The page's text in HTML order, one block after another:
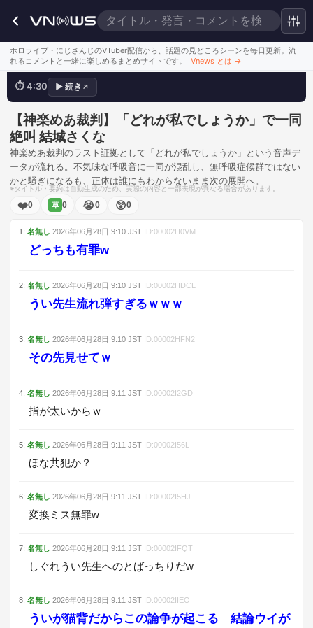
ホロライブ・にじさんじのVTuber配信から、話題の見どころシーンを毎日更新。流
れるコメントと一緒に楽しめるまとめサイトです。
Vnews とは →
💬ラストだ
無呼吸症候群の人とかの音これ
⏱4:30 ▶ 続き ↗
【神楽めあ裁判】「どれが私でしょうか」で一同
絶叫 結城さくな
神楽めあ裁判のラスト証拠として「どれが私でしょうか」という音声デ
ータが流れる。不気味な呼吸音に一同が混乱し、無呼吸症候群ではない
かと騒ぎになるも、正体は誰にもわからないまま次の展開へ。
※タイトル・要約は自動生成のため、実際の内容と一部表現が異なる場合があります。
❤️0 草 0 😭0 😲0
1 : 名無し 2026年06月28日 9:10 JST ID:00002H0VM
どっちも有罪w
2: 名無し 2026年06月28日 9:10 JST ID:00002HDCL
うい先生流れ弾すぎるｗｗｗ
3: 名無し 2026年06月28日 9:10 JST ID:00002HFN2
その先見せてｗ
4: 名無し 2026年06月28日 9:11 JST ID:00002I2GD
指が太いからｗ
5: 名無し 2026年06月28日 9:11 JST ID:00002I56L
ほな共犯か？
6: 名無し 2026年06月28日 9:11 JST ID:00002I5HJ
変換ミス無罪w
7: 名無し 2026年06月28日 9:11 JST ID:00002IFQT
しぐれうい先生へのとばっちりだw
8: 名無し 2026年06月28日 9:11 JST ID:00002IIEO
ういが猫背だからこの論争が起こる 結論ウイが